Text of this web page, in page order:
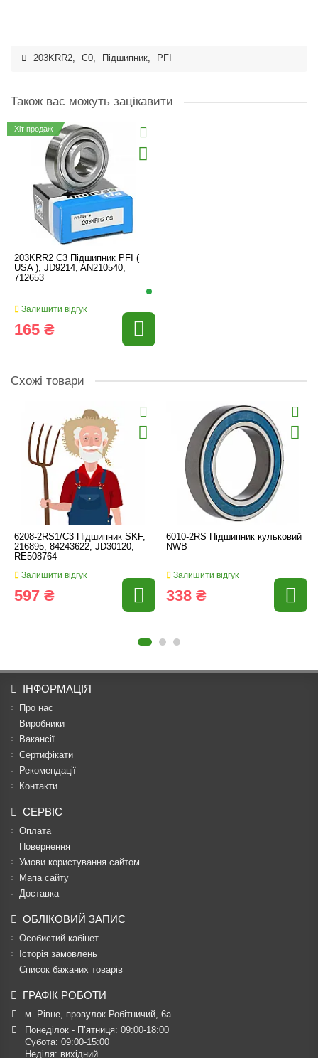
203KRR2, C0, Підшипник, PFI
Також вас можуть зацікавити
Хіт продаж
203KRR2 C3 Підшипник PFI (
USA ), JD9214, AN210540,
712653
Залишити відгук
165 ₴
Схожі товари
6208-2RS1/C3 Підшипник SKF,
216895, 84243622, JD30120,
RE508764
Залишити відгук
597 ₴
6010-2RS Підшипник кульковий
NWB
Залишити відгук
338 ₴
ІНФОРМАЦІЯ
Про нас
Виробники
Вакансії
Сертифікати
Рекомендації
Контакти
СЕРВІС
Оплата
Повернення
Умови користування сайтом
Мапа сайту
Доставка
ОБЛІКОВИЙ ЗАПИС
Особистий кабінет
Історія замовлень
Список бажаних товарів
ГРАФІК РОБОТИ
м. Рівне, провулок Робітничий, 6а
Понеділок - П’ятниця: 09:00-18:00
Субота: 09:00-15:00
Неділя: вихідний